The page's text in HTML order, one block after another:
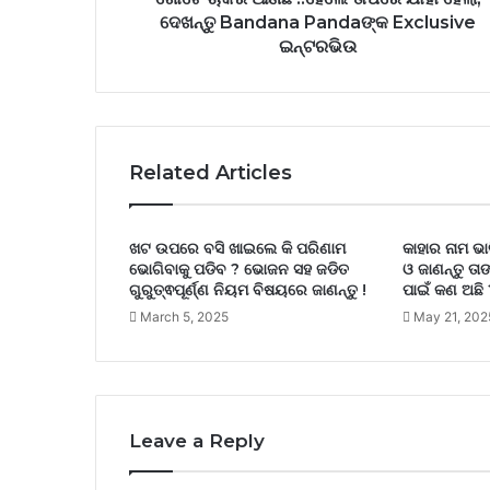
ଦେଖନ୍ତୁ Bandana Pandaଙ୍କ Exclusive
ଇନ୍ଟରଭିଉ
Related Articles
ଖଟ ଉପରେ ବସି ଖାଇଲେ କି ପରିଣାମ
ଭୋଗିବାକୁ ପଡିବ ? ଭୋଜନ ସହ ଜଡିତ
ଗୁରୁତ୍ଵପୂର୍ଣ୍ଣ ନିୟମ ବିଷୟରେ ଜାଣନ୍ତୁ !
March 5, 2025
କାହାର ନାମ
ଓ ଜାଣନ୍ତୁ
ପାଇଁ କଣ ଅଛି
May 21,
Leave a Reply